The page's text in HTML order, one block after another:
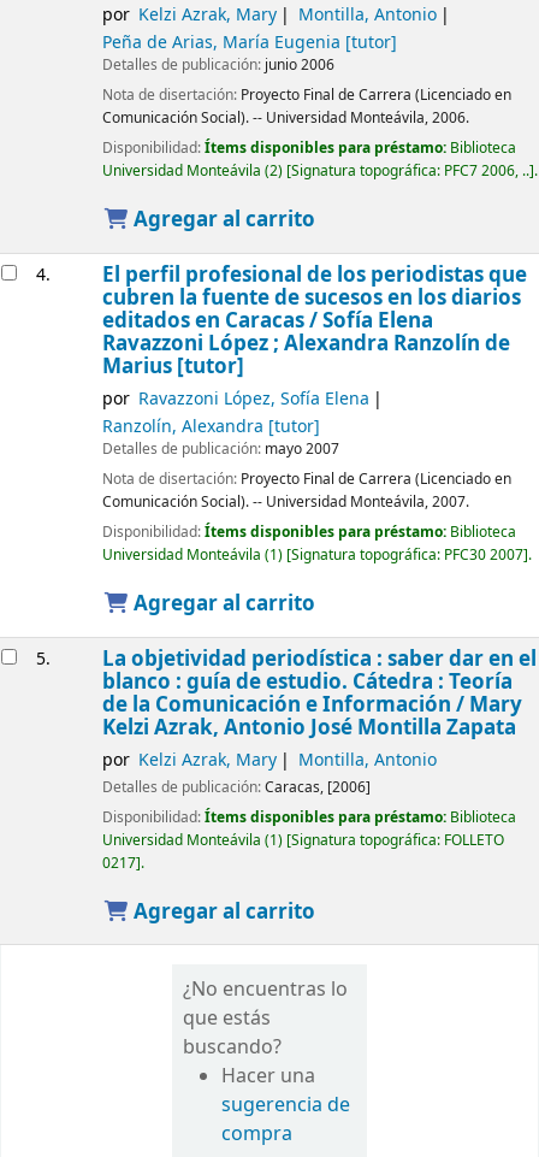
por Kelzi Azrak, Mary
Montilla, Antonio
Peña de Arias, María Eugenia [tutor]
Detalles de publicación: junio 2006
Nota de disertación: Proyecto Final de Carrera (Licenciado en
Comunicación Social). -- Universidad Monteávila, 2006.
Disponibilidad:Ítems disponibles para préstamo: Biblioteca
Universidad Monteávila (2) Signatura topográfica: PFC7 2006, .. .
Agregar al carrito
4. El perfil profesional de los periodistas que
cubren la fuente de sucesos en los diarios
editados en Caracas /Sofía Elena
Ravazzoni López ; Alexandra Ranzolín de
Marius [tutor]
por Ravazzoni López, Sofía Elena
Ranzolín, Alexandra [tutor]
Detalles de publicación: mayo 2007
Nota de disertación: Proyecto Final de Carrera (Licenciado en
Comunicación Social). -- Universidad Monteávila, 2007.
Disponibilidad:Ítems disponibles para préstamo: Biblioteca
Universidad Monteávila (1) Signatura topográfica: PFC30 2007 .
Agregar al carrito
5. La objetividad periodística : saber dar en el
blanco : guía de estudio. Cátedra : Teoría
de la Comunicación e Información / Mary
Kelzi Azrak, Antonio José Montilla Zapata
por Kelzi Azrak, Mary Montilla, Antonio
Detalles de publicación:Caracas, [2006]
Disponibilidad:Ítems disponibles para préstamo: Biblioteca
Universidad Monteávila (1) Signatura topográfica: FOLLETO
0217 .
Agregar al carrito
¿No encuentras lo
que estás
buscando?
Hacer una
sugerencia de
compra